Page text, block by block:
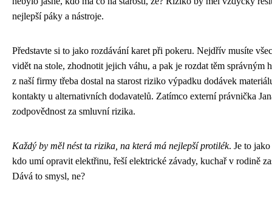
nejlepší páky a nástroje.
Představte si to jako rozdávání karet při pokeru. Nejdřív musíte
vidět na stole, zhodnotit jejich váhu, a pak je rozdat těm správným
z naší firmy třeba dostal na starost riziko výpadku dodávek
kontakty u alternativních dodavatelů. Zatímco externí právnička
zodpovědnost za smluvní rizika.
Každý by měl nést ta rizika, na která má nejlepší protilék. Je to
kdo umí opravit elektřinu, řeší elektrické závady, kuchař v rodině
Dává to smysl, ne?